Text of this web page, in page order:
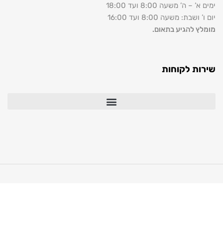
משעה 8:00 ועד 18:00
משעה 8:00 ועד 16:00
להגיע בתאום.
לקוחות